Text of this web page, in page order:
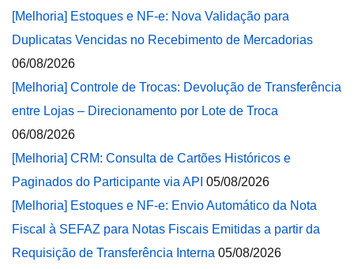
[Melhoria] Estoques e NF-e: Nova Validação para
Duplicatas Vencidas no Recebimento de Mercadorias
06/08/2026
[Melhoria] Controle de Trocas: Devolução de Transferência
entre Lojas – Direcionamento por Lote de Troca
06/08/2026
[Melhoria] CRM: Consulta de Cartões Históricos e
Paginados do Participante via API 05/08/2026
[Melhoria] Estoques e NF-e: Envio Automático da Nota
Fiscal à SEFAZ para Notas Fiscais Emitidas a partir da
Requisição de Transferência Interna 05/08/2026